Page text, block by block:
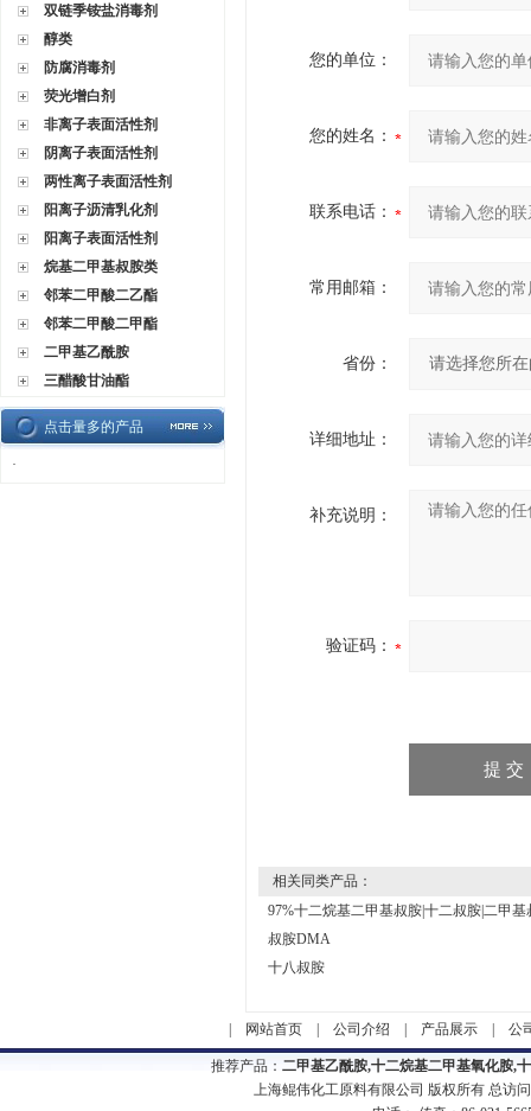
双链季铵盐消毒剂
醇类
防腐消毒剂
荧光增白剂
非离子表面活性剂
阴离子表面活性剂
两性离子表面活性剂
阳离子沥清乳化剂
阳离子表面活性剂
烷基二甲基叔胺类
邻苯二甲酸二乙酯
邻苯二甲酸二甲酯
二甲基乙酰胺
三醋酸甘油酯
点击量多的产品
·
您的单位：
您的姓名：
联系电话：
常用邮箱：
省份：
详细地址：
补充说明：
验证码：
相关同类产品：
97%十二烷基二甲基叔胺|十二叔胺|二甲基
叔胺DMA
十八叔胺
网站首页 公司介绍 产品展示 公
推荐产品： 二甲基乙酰胺,十二烷基二甲基氧化胺,
上海鲲伟化工原料有限公司 版权所有 总访